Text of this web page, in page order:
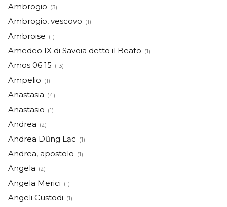
Ambrogio (3)
Ambrogio, vescovo (1)
Ambroise (1)
Amedeo IX di Savoia detto il Beato (1)
Amos 06 15 (13)
Ampelio (1)
Anastasia (4)
Anastasio (1)
Andrea (2)
Andrea Dũng Lạc (1)
Andrea, apostolo (1)
Angela (2)
Angela Merici (1)
Angeli Custodi (1)